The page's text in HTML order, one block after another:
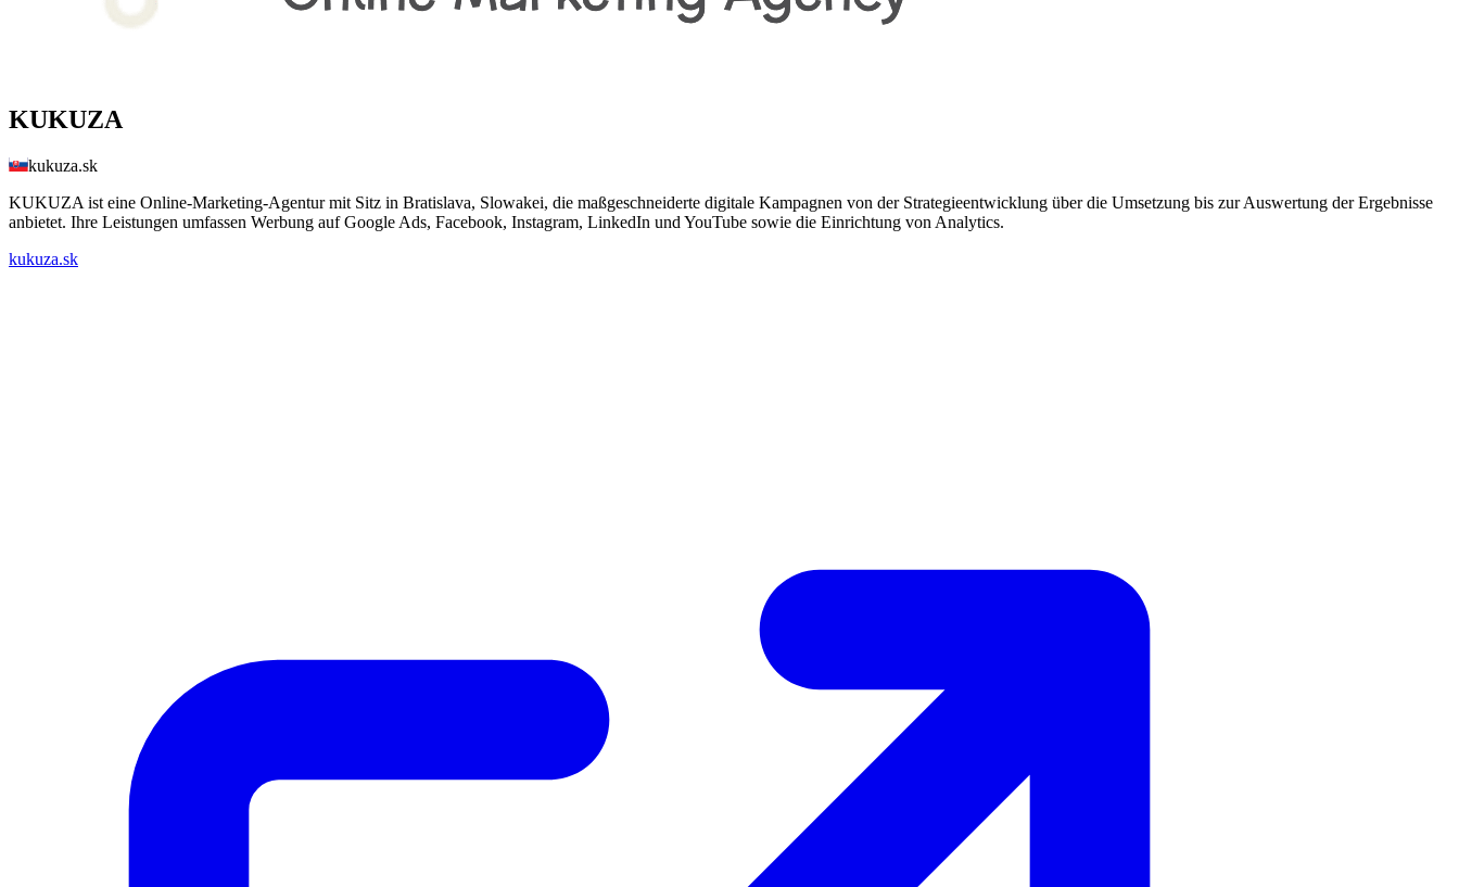
KUKUZA
kukuza.sk
KUKUZA ist eine Online-Marketing-Agentur mit Sitz in Bratislava, Slowakei, die maßgeschneiderte digitale Kampagnen von der Strategieentwicklung über die Umsetzung bis zur Auswertung der Ergebnisse
anbietet. Ihre Leistungen umfassen Werbung auf Google Ads, Facebook, Instagram, LinkedIn und YouTube sowie die Einrichtung von Analytics.
kukuza.sk